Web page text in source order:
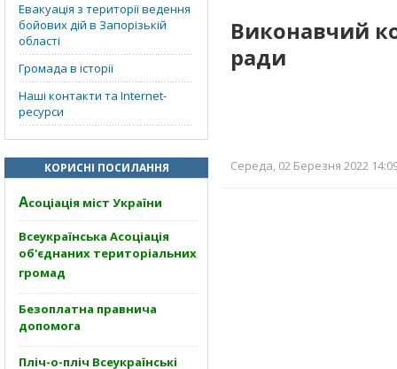
Евакуація з території ведення
бойових дій в Запорізькій
області
Громада в історії
Наші контакти та Internet-
ресурси
КОРИСНІ ПОСИЛАННЯ
Асоціація міст України
Всеукраїнська Асоціація
об'єднаних територіальних
громад
Безоплатна правнича
допомога
Пліч-о-пліч Всеукраїнські
Виконавчий
ради
Середа, 02 Березня 2022